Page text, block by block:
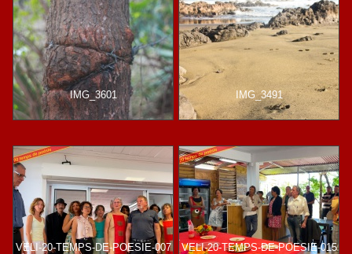
IMG_3601 IMG_3491
VELI-20-TEMPS-DE-POESIE-007 VELI-20-TEMPS-DE-POESIE-015